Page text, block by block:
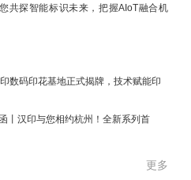
共探智能标识未来，把握AIoT融合机
数码印花基地正式揭牌，技术赋能印
丨汉印与您相约杭州！全新系列首
更多